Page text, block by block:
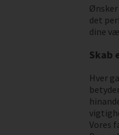
det
dine
Skab
Hver
Vores